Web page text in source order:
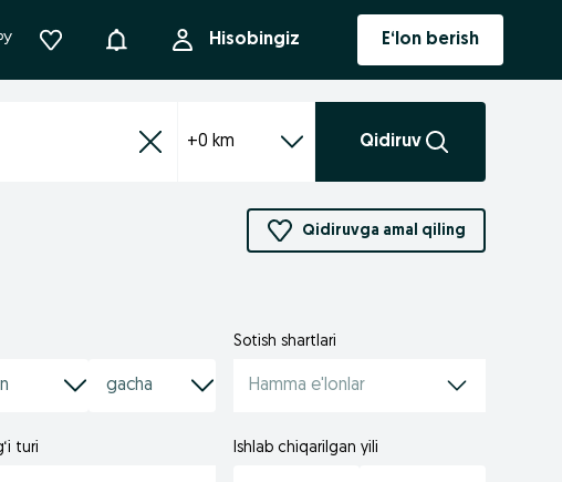
РУ Bildirishnoma Hisobingiz E‘lon berish
+0 km Qidiruv
Qidiruvga amal qiling
Sotish shartlari
Hamma e'lonlar
turi Ishlab chiqarilgan yili